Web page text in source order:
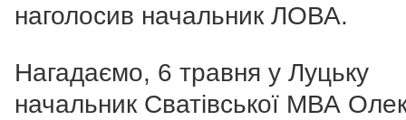
наголосив начальник ЛОВА.
Нагадаємо, 6 травня у Луцьку
начальник Сватівської МВА